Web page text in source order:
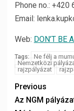
Phone no.:
Email:
Web: DON’T BE
Tags:
Ne félj a
Nemzetközi
rajzpályázat
Previous
Az NGM